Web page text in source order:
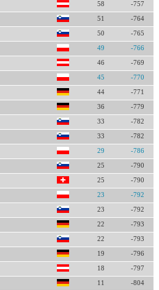
58 -757
51 -764
50 -765
49 -766
46 -769
45 -770
44 -771
36 -779
33 -782
33 -782
29 -786
25 -790
25 -790
23 -792
23 -792
22 -793
22 -793
19 -796
18 -797
11 -804